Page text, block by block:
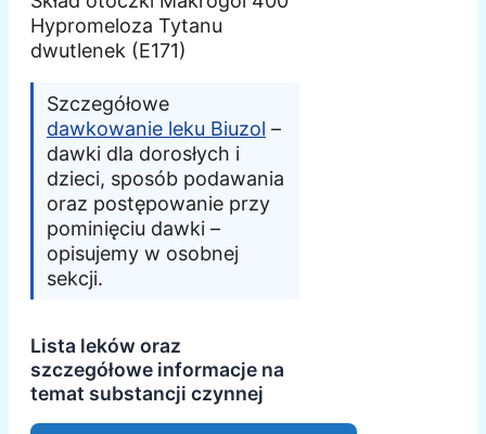
Hypromeloza Tytanu
dwutlenek (E171)
Szczegółowe
dawkowanie leku Biuzol –
dawki dla dorosłych i
dzieci, sposób podawania
oraz postępowanie przy
pominięciu dawki –
opisujemy w osobnej
sekcji.
Lista leków oraz
szczegółowe informacje na
temat substancji czynnej